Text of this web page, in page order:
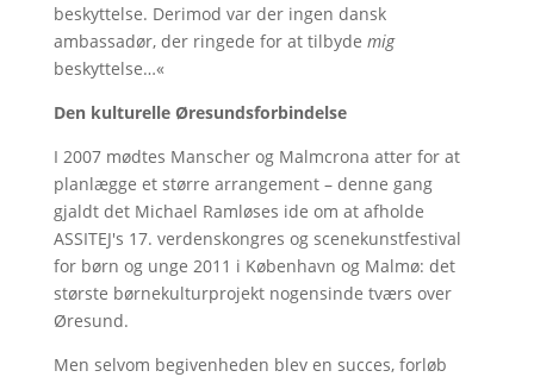
beskyttelse. Derimod var der ingen dansk
ambassadør, der ringede for at tilbyde mig
beskyttelse…«
Den kulturelle Øresundsforbindelse
I 2007 mødtes Manscher og Malmcrona atter for at
planlægge et større arrangement – denne gang
gjaldt det Michael Ramløses ide om at afholde
ASSITEJ's 17. verdenskongres og scenekunstfestival
for børn og unge 2011 i København og Malmø: det
største børnekulturprojekt nogensinde tværs over
Øresund.
Men selvom begivenheden blev en succes, forløb